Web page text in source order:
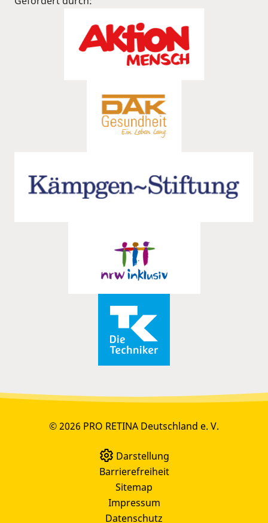
© 2026 PRO RETINA Deutschland e. V.
Darstellung
Barrierefreiheit
Sitemap
Impressum
Datenschutz